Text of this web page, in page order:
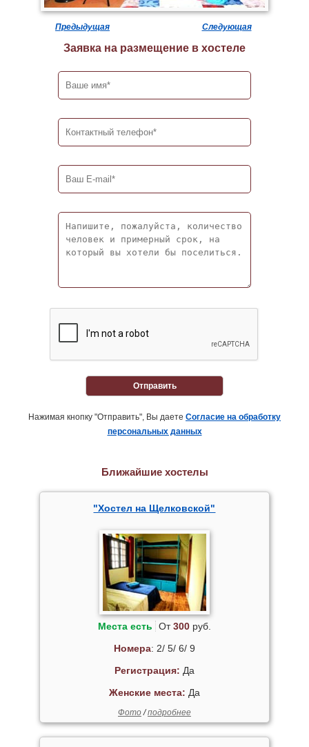
Предыдущая Следующая
Заявка на размещение в хостеле
Отправить
Нажимая кнопку "Отправить", Вы даете Согласие на обработку
персональных данных
Ближайшие хостелы
"Хостел на Щелковской"
Места есть От300руб.
Номера: 2/ 5/ 6/ 9
Регистрация: Да
Женские места: Да
Фото/подробнее